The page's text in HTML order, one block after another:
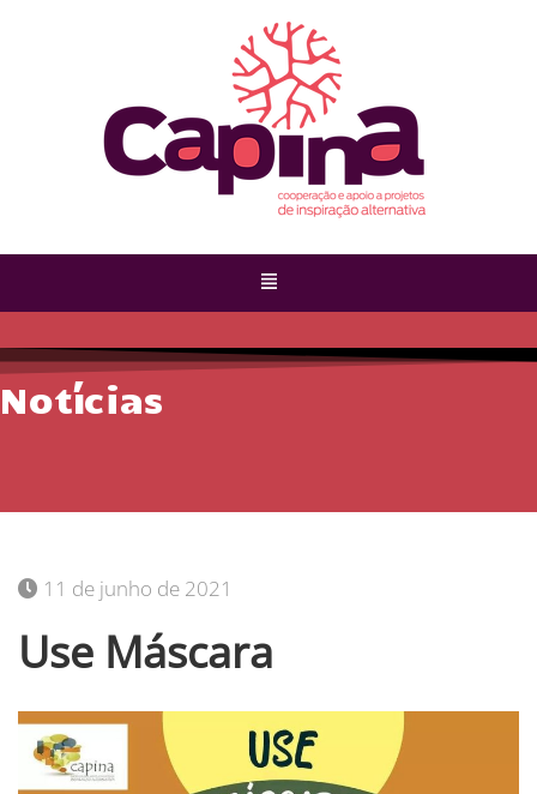
Notícias
11 de junho de 2021
Use Máscara